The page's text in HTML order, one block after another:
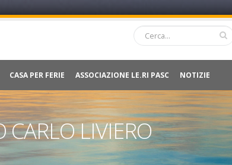
CASA PER FERIE ASSOCIAZIONE LE.RI PASC NOTIZIE
CARLO LIVIERO